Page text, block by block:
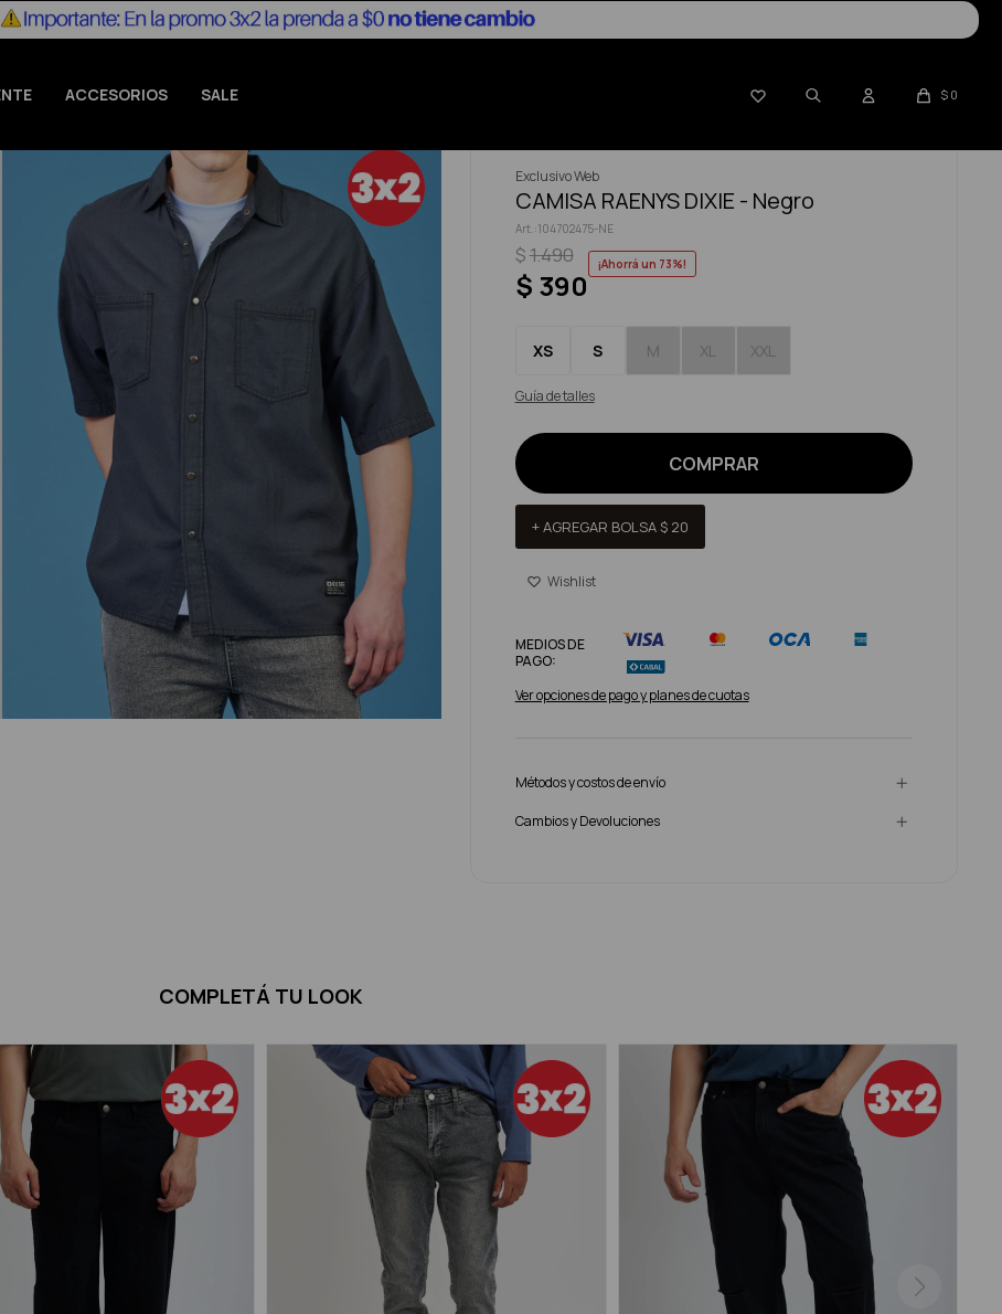
ACCESORIOS SALE  $ 0
Exclusivo Web
CAMISA RAENYS DIXIE - Negro
104702475-NE
$ 390
$1.490 73
XS S M XL XXL
Guía de talles
COMPRAR
+ AGREGAR BOLSA$ 20
MEDIOS DE
PAGO:
Ver opciones de pago y planes de cuotas
Métodos y costos de envío
Cambios y Devoluciones
COMPLETÁ TU LOOK